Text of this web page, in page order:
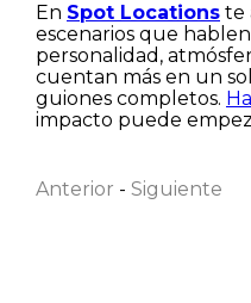
Nombre
En Spot Locations te
escenarios que
personalidad,
cuentan más en un
guiones completos.
impacto puede
Anterior - Siguiente